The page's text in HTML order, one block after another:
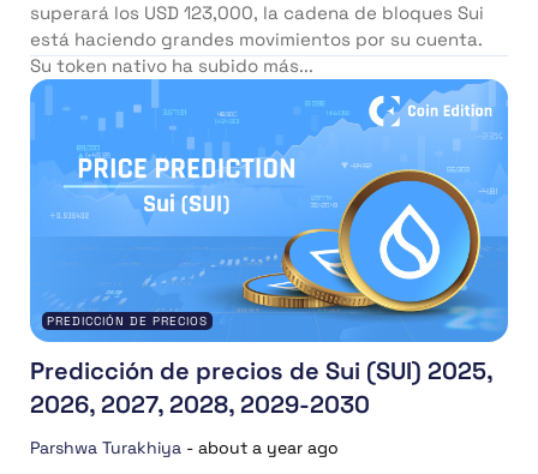
superará los USD 123,000, la cadena de bloques Sui
está haciendo grandes movimientos por su cuenta.
Su token nativo ha subido más...
PREDICCIÓN DE PRECIOS
Predicción de precios de Sui (SUI) 2025,
2026, 2027, 2028, 2029-2030
Parshwa Turakhiya - about a year ago